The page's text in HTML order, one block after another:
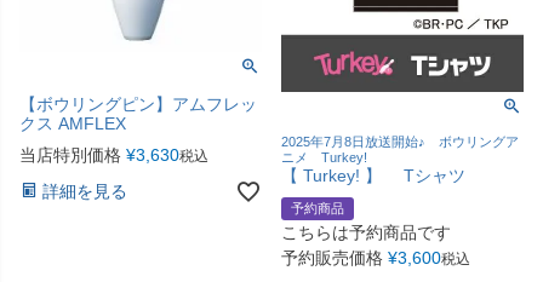
【ボウリングピン】アムフレッ
クス AMFLEX
当店特別価格 ¥3,630税込
詳細を見る
2025年7月8日放送開始♪ ボウリングア
ニメ Turkey!
【 Turkey! 】 Tシャツ
予約商品
こちらは予約商品です
予約販売価格 ¥3,600税込